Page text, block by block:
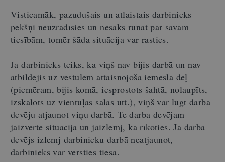
Visticamāk, pazudušais un atlaistais darbinieks
pēkšņi neuzradīsies un nesāks runāt par savām
tiesībām, tomēr šāda situācija var rasties.
Ja darbinieks teiks, ka viņš nav bijis darbā un nav
atbildējis uz vēstulēm attaisnojoša iemesla dēļ
(piemēram, bijis komā, iesprostots šahtā, nolaupīts,
izskalots uz vientuļas salas utt.), viņš var lūgt darba
devēju atjaunot viņu darbā. Te darba devējam
jāizvērtē situācija un jāizlemj, kā rīkoties. Ja darba
devējs izlemj darbinieku darbā neatjaunot,
darbinieks var vērsties tiesā.